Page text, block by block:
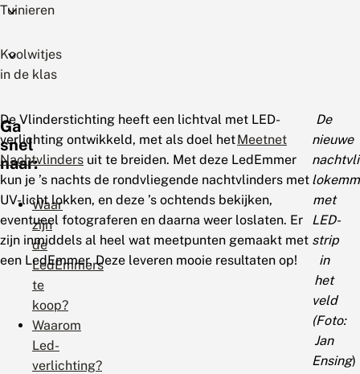
Tuinieren
Koolwitjes
in de klas
Ga
snel
naar:
Waar
zijn
de
LedEmmers
te
koop?
Waarom
Led-
verlichting?
De Vlinderstichting heeft een lichtval met LED-
verlichting ontwikkeld, met als doel hetMeetnet
Nachtvlinders uit te breiden. Met deze LedEmmer
kun je ’s nachts de rondvliegende nachtvlinders met
UV-licht lokken, en deze ’s ochtends bekijken,
eventueel fotograferen en daarna weer loslaten. Er
zijn inmiddels al heel wat meetpunten gemaakt met
een LedEmmer. Deze leveren mooie resultaten op!
De
nieuwe
met
LED-
strip
in
het
veld
(Foto:
Jan
Ensing)